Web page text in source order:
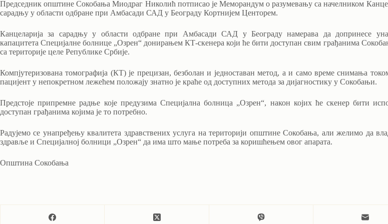
Председник општине Сокобања Миодраг Николић потписао је Меморандум о разумевању са начелником
сарадњу у области одбране при Амбасади САД у Београду Кортнијем Центорем.
Канцеларија за сарадњу у области одбране при Амбасади САД у Београду намерава да допринесе
капацитета Специјалне болнице „Озрен“ донирањем КТ-скенера који ће бити доступан свим грађанима
са територије целе Републике Србије.
Компјутеризована томографија (КТ) је прецизан, безболан и једноставан метод, а и само време снимања током
пацијент у непокретном лежећем положају знатно је краће од доступних метода за дијагностику у Сокобањи.
Предстоје припремне радње које предузима Специјална болница „Озрен“, након којих ће скенер бити
доступан грађанима којима је то потребно.
Радујемо се унапређењу квалитета здравствених услуга на територији општине Сокобања, али желимо да
здравље и Специјалној болници „Озрен“ да има што мање потреба за коришћењем овог апарата.
Општина Сокобања